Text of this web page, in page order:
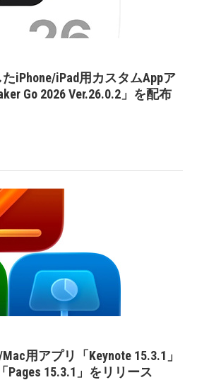
iPhone/iPad用カスタムAppア
Go 2026 Ver.26.0.2」を配布
用アプリ「Keynote 15.3.1」
Pages 15.3.1」をリリース